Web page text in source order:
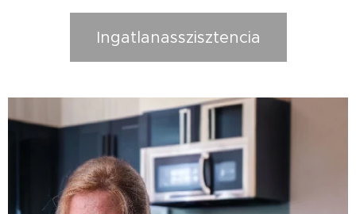
Ingatlanasszisztencia